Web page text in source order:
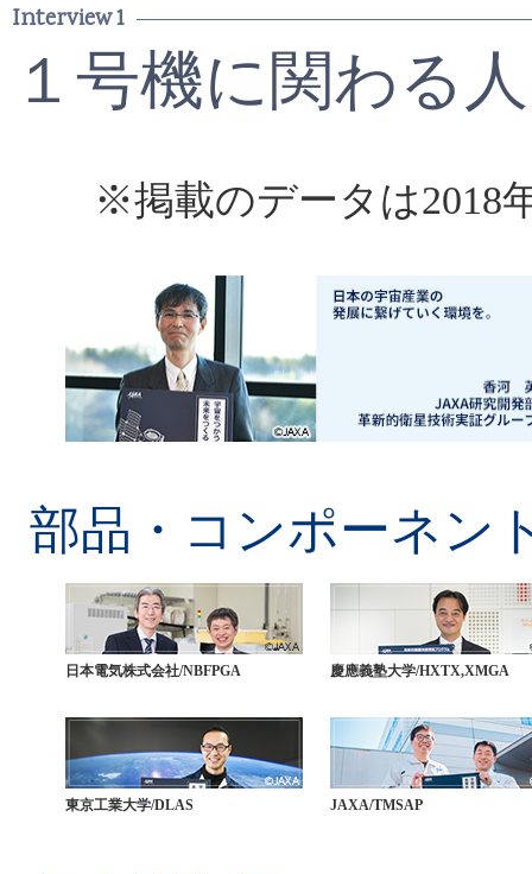
Interview 1
１号機に関わる
※掲載のデータは
部品・コンポーネン
日本電気株式会社/NBFPGA 慶應義塾大学/HXTX,XMGA
東京工業大学/DLAS JAXA/TMSAP